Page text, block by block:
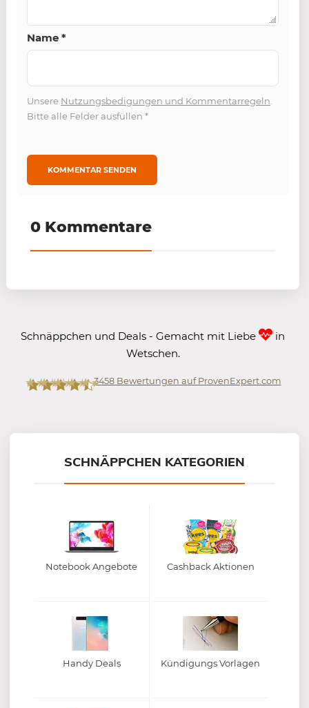
Name *
Unsere Nutzungsbedigungen und Kommentarregeln
Bitte alle Felder ausfüllen *
0 Kommentare
Schnäppchen und Deals - Gemacht mit Liebe
in
Wetschen.
3458Bewertungen auf ProvenExpert.com
SCHNÄPPCHEN KATEGORIEN
Notebook Angebote Cashback Aktionen
Handy Deals Kündigungs Vorlagen